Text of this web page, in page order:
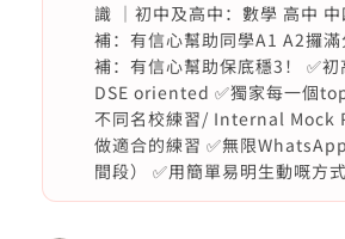
識 ｜初中及高中：數學 高中
補：有信心幫助同學A1 A2攞
補：有信心幫助保底穩3！ ✅
DSE oriented ✅獨家每一個
不同名校練習/ Internal Mock
做適合的練習 ✅無限
間段） ✅用簡單易明生動嘅方